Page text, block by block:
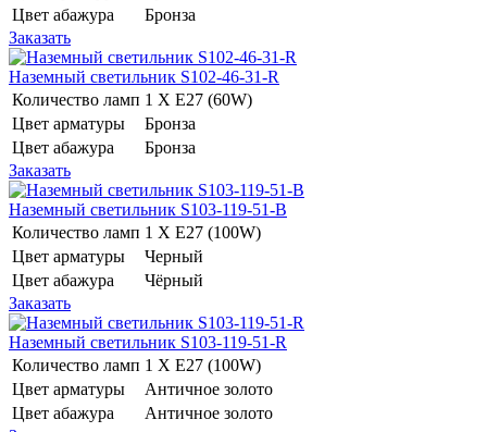
Цвет абажура
Бронза
Заказать
Наземный светильник S102-46-31-R
Количество ламп 1 Х E27 (60W)
Цвет арматуры
Бронза
Цвет абажура
Бронза
Заказать
Наземный светильник S103-119-51-B
Количество ламп 1 Х E27 (100W)
Цвет арматуры
Черный
Цвет абажура
Чёрный
Заказать
Наземный светильник S103-119-51-R
Количество ламп 1 Х E27 (100W)
Цвет арматуры
Античное золото
Цвет абажура
Античное золото